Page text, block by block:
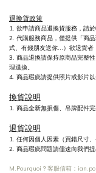
退換貨政策
1. 欲申請商品退換貨服務，請
2. 代購服務商品，僅提供「商
式、有錢朋友送你...）欲退貨者
3. 商品退換請保持原商品完整
理退換。
4. 商品瑕疵請提供照片或影片以
換貨說明
1. 商品全新無損傷、吊牌配件
退貨說明
1. 任何因個人因素（買錯尺寸
2. 商品瑕疵問題請儘速向我們
M.Pourquoi？客服信箱：